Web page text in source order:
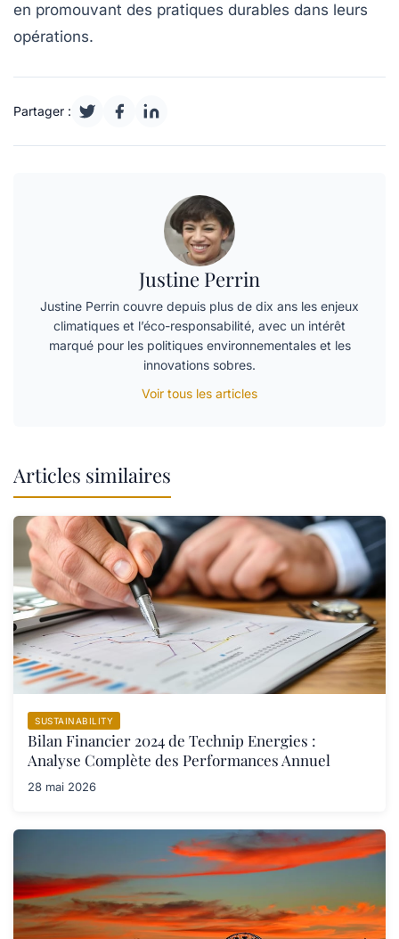
en promouvant des pratiques durables dans leurs
opérations.
Partager :
Justine Perrin
Justine Perrin couvre depuis plus de dix ans les enjeux
climatiques et l’éco-responsabilité, avec un intérêt
marqué pour les politiques environnementales et les
innovations sobres.
Voir tous les articles
Articles similaires
SUSTAINABILITY
Bilan Financier 2024 de Technip Energies :
Analyse Complète des Performances Annuel
28 mai 2026